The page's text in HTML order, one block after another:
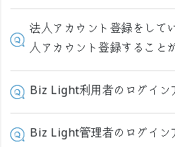
法人アカウント登録をして
人アカウント登録すること
Biz Light利用者のログイン
Biz Light管理者のログイン